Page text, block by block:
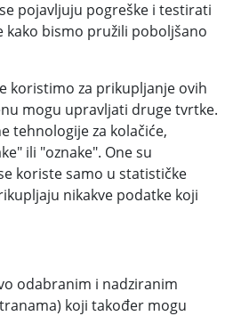
pojavljuju pogreške i testirati
kako bismo pružili poboljšano
koristimo za prikupljanje ovih
mogu upravljati druge tvrtke.
tehnologije za kolačiće,
ili "oznake". One su
koriste samo u statističke
nikakve podatke koji
odabranim i nadziranim
koji također mogu